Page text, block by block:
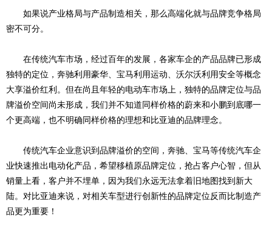
如果说产业格局与产品制造相关，那么高端化就与品牌竞争格局
密不可分。
在传统汽车市场，经过百年的发展，各家车企的产品品牌已形成
独特的定位，奔驰利用豪华、宝马利用运动、沃尔沃利用安全等概念
大享溢价红利。但在尚且年轻的电动车市场上，独特的品牌定位与品
牌溢价空间尚未形成，我们并不知道同样价格的蔚来和小鹏到底哪一
个更高端，也不明确同样价格的理想和比亚迪的品牌理念。
传统汽车企业意识到品牌溢价的空间，奔驰、宝马等传统汽车企
业快速推出电动化产品，希望移植原品牌定位，抢占客户心智，但从
销量上看，客户并不埋单，因为我们永远无法拿着旧地图找到新大
陆。对比亚迪来说，对相关车型进行创新性的品牌定位反而比制造产
品更为重要！